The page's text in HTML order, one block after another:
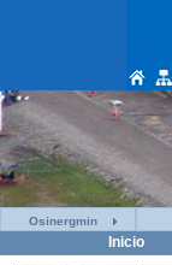
Osinergmin
Inicio